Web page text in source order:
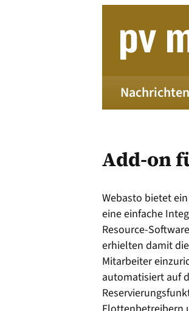
Add-on
Webasto bietet
eine einfache
Resource-
erhielten damit
Mitarbeiter
automatisiert auf